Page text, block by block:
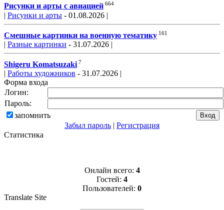
Рисунки и арты с авиацией 664
| Рисунки и арты - 01.08.2026 |
Смешные картинки на военную тематику 161
| Разные картинки - 31.07.2026 |
Shigeru Komatsuzaki 7
Работы художников - 31.07.2026 |
Форма входа
Логин:
Пароль:
запомнить
Забыл пароль
Регистрация
Статистика
Онлайн всего: 4
Гостей: 4
Пользователей: 0
Translate Site